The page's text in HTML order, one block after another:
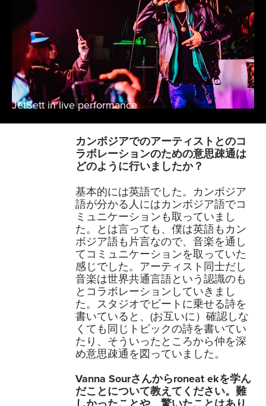
JetSett in live performance
カンボジアでのアーティストとのコ
ラボレーションのための意思疎通は
どのように行いましたか？
基本的には英語でした。カンボジア
語が分かる人にはカンボジア語でコ
ミュニケーションも取っていまし
た。とは言っても、僕は英語もカン
ボジア語も片言なので、音楽を通し
てコミュニケーションを取っていた
感じでした。アーティスト同士だし
音楽は世界共通言語という認識のも
とコラボレーションしていきまし
た。スタジオでビートに乗せる詩を
書いていると、(お互いに）確認しな
くても同じトピックの詩を書いてい
たり、そういったところから仲を深
め意思疎通を図っていました。
Vanna Sourさんからroneat ekを学ん
だことについて教えてください。難